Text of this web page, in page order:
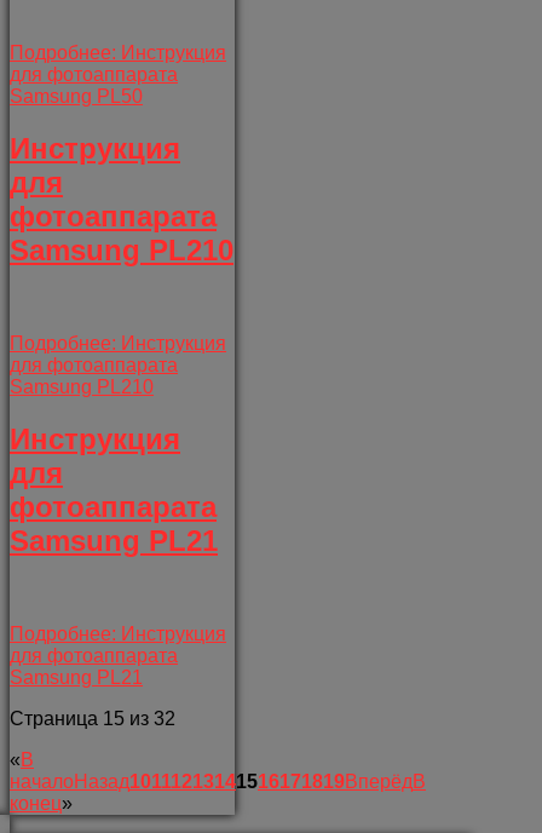
Подробнее: Инструкция
для фотоаппарата
Samsung PL50
Инструкция
для
фотоаппарата
Samsung PL210
Подробнее: Инструкция
для фотоаппарата
Samsung PL210
Инструкция
для
фотоаппарата
Samsung PL21
Подробнее: Инструкция
для фотоаппарата
Samsung PL21
Страница 15 из 32
« В
началоНазад10111213141516171819Вперёд В
конец»